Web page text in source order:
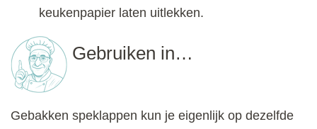
keukenpapier laten uitlekken.
Gebruiken in…
Gebakken speklappen kun je eigenlijk op dezelfde